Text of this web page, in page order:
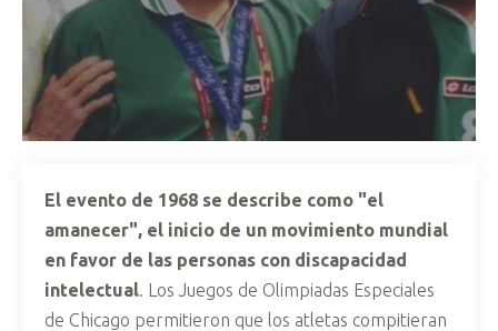
El evento de 1968 se describe como "el
amanecer", el inicio de un movimiento mundial
en favor de las personas con discapacidad
intelectual. Los Juegos de Olimpiadas Especiales
de Chicago permitieron que los atletas compitieran